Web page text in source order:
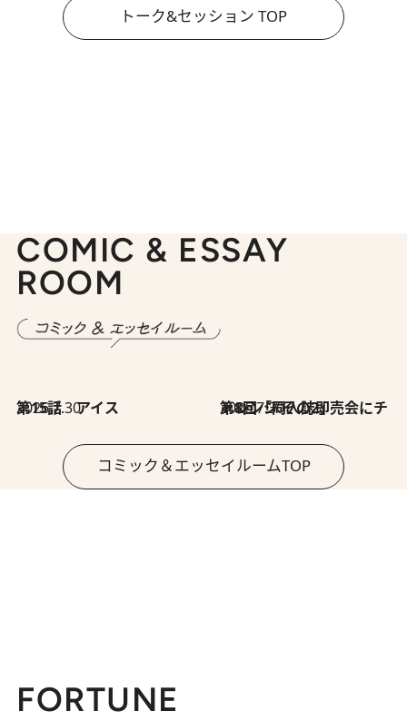
トーク&セッション TOP
COMIC & ESSAY
ROOM
2026.7.30
第15話 アイス 2026.7.30
第8回「同人誌即売会にチャレンジ その2」
コミック＆エッセイルームTOP
FORTUNE